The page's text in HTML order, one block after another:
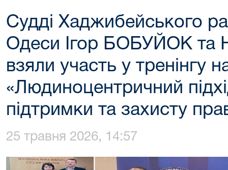
Судді Хаджибейського
Одеси Ігор БОБУЙОК та
взяли участь у тренінгу
«Людиноцентричний
підтримки та захисту
25 травня 2026, 14:57